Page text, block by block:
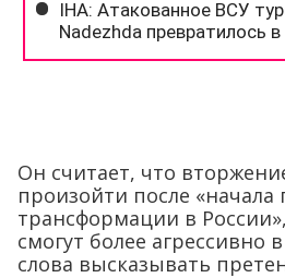
Он считает, что
произойти после «начала
трансформации в
смогут более агрессивно
слова высказывать